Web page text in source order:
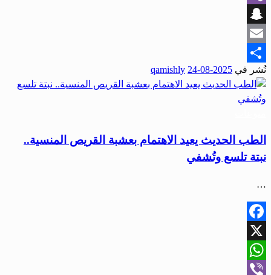
Viber
Snapchat
Email
Share
نُشر في 2025-08-24
qamishly
الطب الحديث يعيد الاهتمام بعشبة القريص المنسية..
نبتة تلسع وتُشفي
…
Facebook
X
WhatsApp